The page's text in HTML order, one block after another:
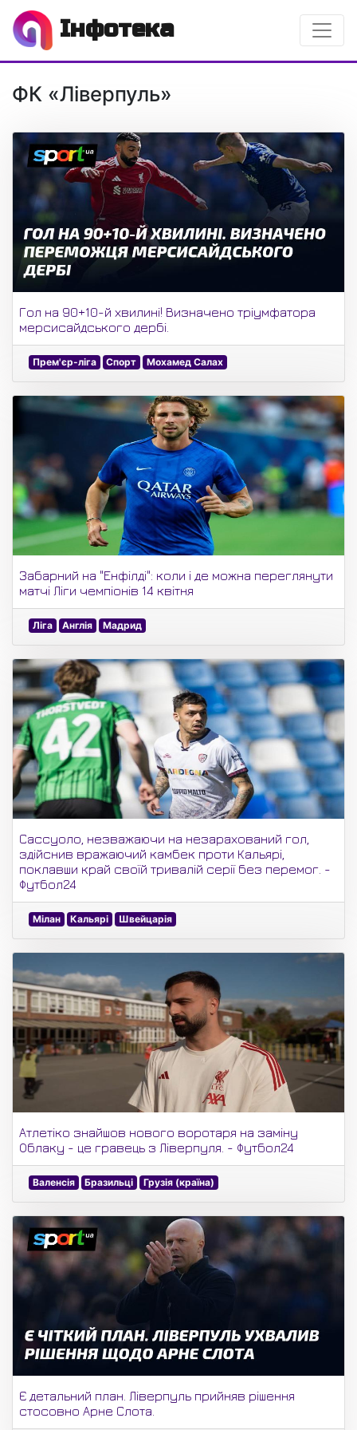
Інфотека
ФК «Ліверпуль»
Гол на 90+10-й хвилині! Визначено тріумфатора
мерсисайдського дербі.
Прем'єр-ліга Спорт Мохамед Салах
Забарний на "Енфілді": коли і де можна переглянути
матчі Ліги чемпіонів 14 квітня
Ліга Англія Мадрид
Сассуоло, незважаючи на незарахований гол,
здійснив вражаючий камбек проти Кальярі,
поклавши край своїй тривалій серії без перемог. -
Футбол24
Мілан Кальярі Швейцарія
Атлетіко знайшов нового воротаря на заміну
Облаку - це гравець з Ліверпуля. - Футбол24
Валенсія Бразильці Грузія (країна)
Є детальний план. Ліверпуль прийняв рішення
стосовно Арне Слота.